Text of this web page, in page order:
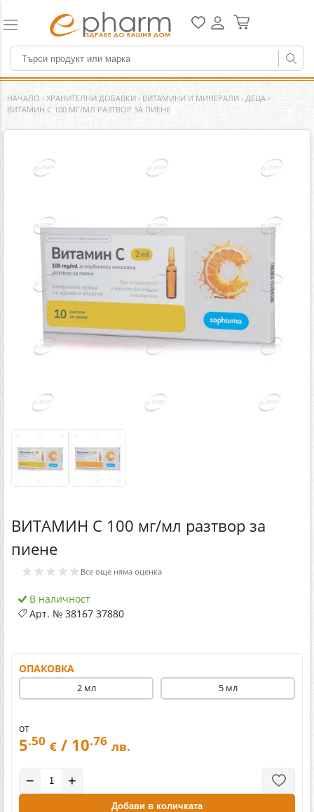
НАЧАЛО › ХРАНИТЕЛНИ ДОБАВКИ › ВИТАМИНИ И МИНЕРАЛИ › ДЕЦА ›
ВИТАМИН С 100 МГ/МЛ РАЗТВОР ЗА ПИЕНЕ
ВИТАМИН С 100 мг/мл разтвор за
пиене
★★★★★ Все още няма оценка
В наличност
Арт. № 38167 37880
ОПАКОВКА
2 мл 5 мл
от
5.50 € / 10.76 лв.
− +
Добави в количката